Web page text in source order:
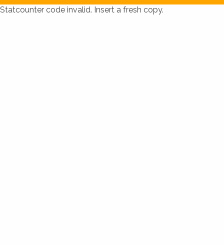
Statcounter code invalid. Insert a fresh copy.